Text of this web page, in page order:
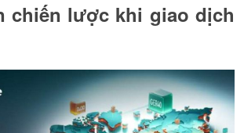
chiến lược khi giao dịch